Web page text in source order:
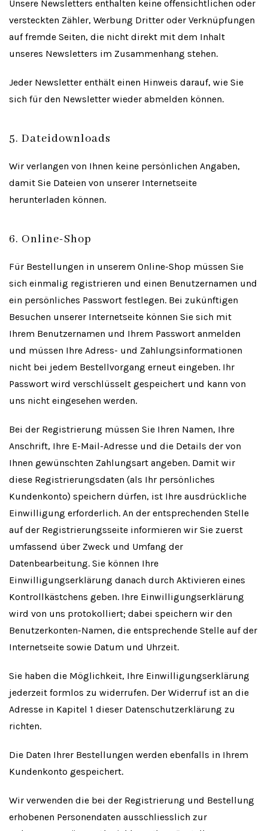
Unsere Newsletters enthalten keine offensichtlichen oder
versteckten Zähler, Werbung Dritter oder Verknüpfungen
auf fremde Seiten, die nicht direkt mit dem Inhalt
unseres Newsletters im Zusammenhang stehen.
Jeder Newsletter enthält einen Hinweis darauf, wie Sie
sich für den Newsletter wieder abmelden können.
5. Dateidownloads
Wir verlangen von Ihnen keine persönlichen Angaben,
damit Sie Dateien von unserer Internetseite
herunterladen können.
6. Online-Shop
Für Bestellungen in unserem Online-Shop müssen Sie
sich einmalig registrieren und einen Benutzernamen und
ein persönliches Passwort festlegen. Bei zukünftigen
Besuchen unserer Internetseite können Sie sich mit
Ihrem Benutzernamen und Ihrem Passwort anmelden
und müssen Ihre Adress- und Zahlungsinformationen
nicht bei jedem Bestellvorgang erneut eingeben. Ihr
Passwort wird verschlüsselt gespeichert und kann von
uns nicht eingesehen werden.
Bei der Registrierung müssen Sie Ihren Namen, Ihre
Anschrift, Ihre E-Mail-Adresse und die Details der von
Ihnen gewünschten Zahlungsart angeben. Damit wir
diese Registrierungsdaten (als Ihr persönliches
Kundenkonto) speichern dürfen, ist Ihre ausdrückliche
Einwilligung erforderlich. An der entsprechenden Stelle
auf der Registrierungsseite informieren wir Sie zuerst
umfassend über Zweck und Umfang der
Datenbearbeitung. Sie können Ihre
Einwilligungserklärung danach durch Aktivieren eines
Kontrollkästchens geben. Ihre Einwilligungserklärung
wird von uns protokolliert; dabei speichern wir den
Benutzerkonten-Namen, die entsprechende Stelle auf der
Internetseite sowie Datum und Uhrzeit.
Sie haben die Möglichkeit, Ihre Einwilligungserklärung
jederzeit formlos zu widerrufen. Der Widerruf ist an die
Adresse in Kapitel 1 dieser Datenschutzerklärung zu
richten.
Die Daten Ihrer Bestellungen werden ebenfalls in Ihrem
Kundenkonto gespeichert.
Wir verwenden die bei der Registrierung und Bestellung
erhobenen Personendaten ausschliesslich zur